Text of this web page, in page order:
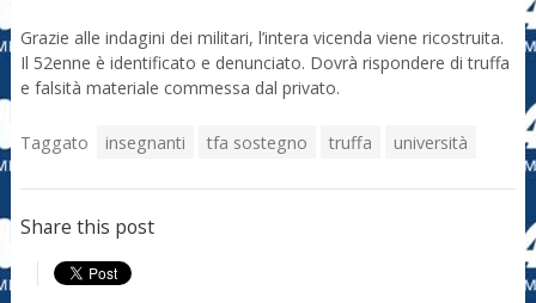
Grazie alle indagini dei militari, l’intera vicenda viene ricostruita.
Il 52enne è identificato e denunciato. Dovrà rispondere di truffa
e falsità materiale commessa dal privato.
Taggato insegnanti tfa sostegno truffa università
Share this post